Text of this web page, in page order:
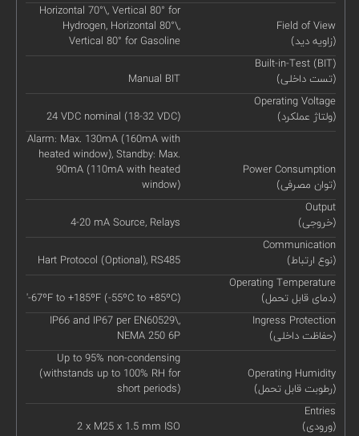
Field of View
(زاویه دید)
Horizontal 70°\, Vertical 80° for
Hydrogen, Horizontal 80°\,
Vertical 80° for Gasoline
Built-in-Test (BIT)
(تست داخلی)
Manual BIT
Operating Voltage
(ولتاژ عملکرد)
24 VDC nominal (18-32 VDC)
Power Consumption
(توان مصرفی)
Alarm: Max. 130mA (160mA with
heated window), Standby: Max.
90mA (110mA with heated
window)
Output
(خروجی)
4-20 mA Source, Relays
Communication
(نوع ارتباط)
Hart Protocol (Optional), RS485
Operating Temperature
(دمای قابل تحمل)
'-67ºF to +185ºF (-55ºC to +85ºC)
Ingress Protection
(حفاظت داخلی)
IP66 and IP67 per EN60529\,
NEMA 250 6P
Operating Humidity
(رطوبت قابل تحمل)
Up to 95% non-condensing
(withstands up to 100% RH for
short periods)
Entries
(ورودی)
2 x M25 x 1.5 mm ISO